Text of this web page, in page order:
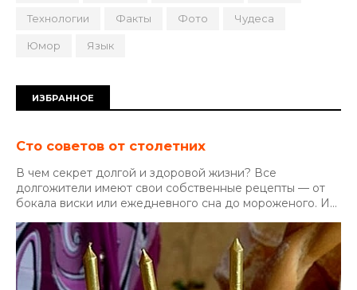
Технологии Факты Фото Чудеса
Юмор Язык
ИЗБРАННОЕ
Сто советов от столетних
В чем секрет долгой и здоровой жизни? Все
долгожители имеют свои собственные рецепты — от
бокала виски или ежедневного сна до мороженого. И...